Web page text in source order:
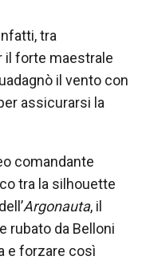
tra
il forte maestrale
il vento con
assicurarsi la
comandante
tra la silhouette
Argonauta, il
rubato da Belloni
e forzare così